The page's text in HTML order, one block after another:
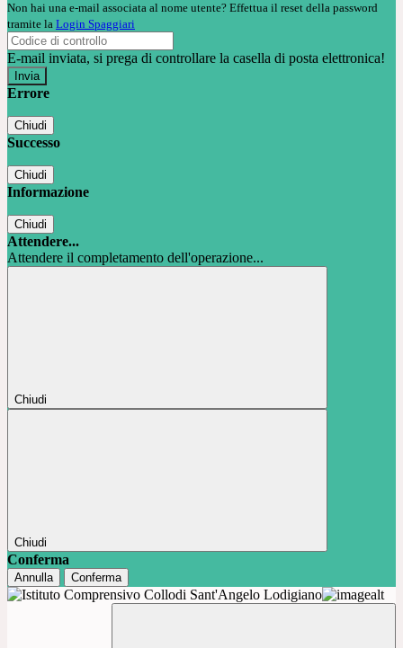
Non hai una e-mail associata al nome utente? Effettua il reset della password
tramite la Login Spaggiari
E-mail inviata, si prega di controllare la casella di posta elettronica!
Errore
Chiudi
Successo
Chiudi
Informazione
Chiudi
Attendere...
Attendere il completamento dell'operazione...
Chiudi
Chiudi
Conferma
Annulla Conferma